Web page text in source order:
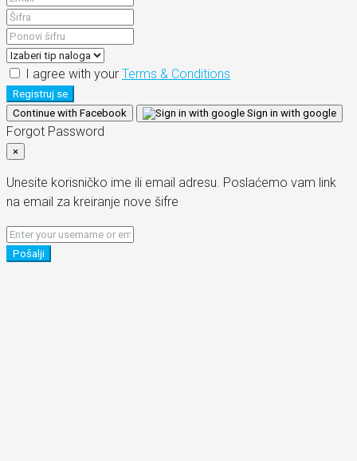
I agree with your Terms & Conditions
Registruj se
Continue with Facebook
Sign in with google
Forgot Password
×
Unesite korisničko ime ili email adresu. Poslaćemo vam link
na email za kreiranje nove šifre
Pošalji